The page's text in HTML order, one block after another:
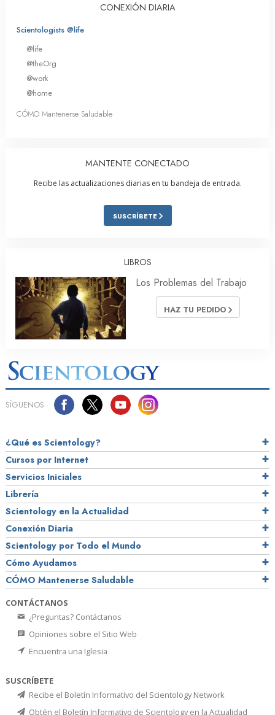
CONEXIÓN DIARIA
Scientologists @life
@life
@theOrg
@work
@home
CÓMO Mantenerse Saludable
MANTENTE CONECTADO
Recibe las actualizaciones diarias en tu bandeja de entrada.
SUSCRÍBETE
LIBROS
Los Problemas del Trabajo
HAZ TU PEDIDO
SÍGUENOS
¿Qué es Scientology?
Cursos por Internet
Servicios Iniciales
Librería
Scientology en la Actualidad
Conexión Diaria
Scientology por Todo el Mundo
Cómo Ayudamos
CÓMO Mantenerse Saludable
CONTÁCTANOS
¿Preguntas? Contáctanos
Opiniones sobre el Sitio Web
Encuentra una Iglesia
SUSCRÍBETE
Recibe el Boletín Informativo del Scientology Network
Obtén el Boletín Informativo de Scientology en la Actualidad